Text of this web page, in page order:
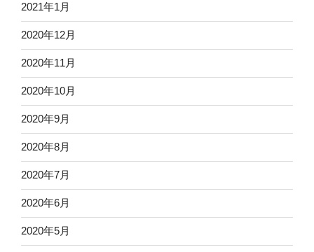
2021年1月
2020年12月
2020年11月
2020年10月
2020年9月
2020年8月
2020年7月
2020年6月
2020年5月